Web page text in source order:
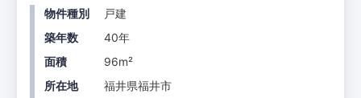
物件種別
戸建
築年数
40年
面積
96m²
所在地
福井県福井市